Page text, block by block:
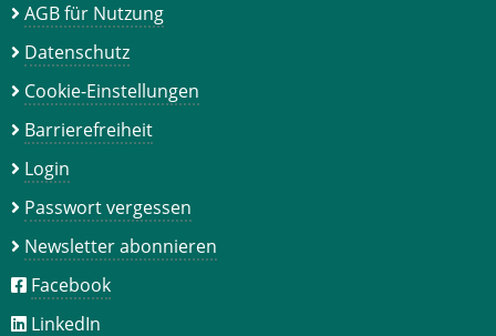
AGB für Nutzung
Datenschutz
Cookie-Einstellungen
Barrierefreiheit
Login
Passwort vergessen
Newsletter abonnieren
Facebook
LinkedIn